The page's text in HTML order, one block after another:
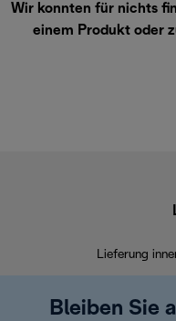
Wir konnten für nichts
einem Produkt oder
Lieferung
Bleiben Sie